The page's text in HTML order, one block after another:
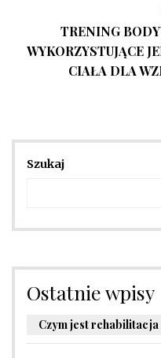
TRENING
WYKORZYSTUJĄCE
CIAŁA DLA
Szukaj
Ostatnie wpisy